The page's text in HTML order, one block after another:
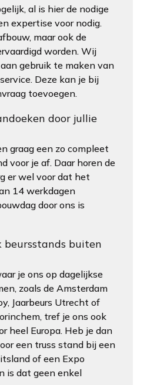
al is hier de nodige
expertise voor nodig.
maar ook de
worden. Wij
gebruik te maken van
Deze kan je bij
toevoegen.
door jullie
graag een zo compleet
voor je af. Daar horen de
er wel voor dat het
14 werkdagen
door ons is
beursstands buiten
je ons op dagelijkse
zoals de Amsterdam
Jaarbeurs Utrecht of
tref je ons ook
heel Europa. Heb je dan
een truss stand bij een
of een Expo
is dat geen enkel